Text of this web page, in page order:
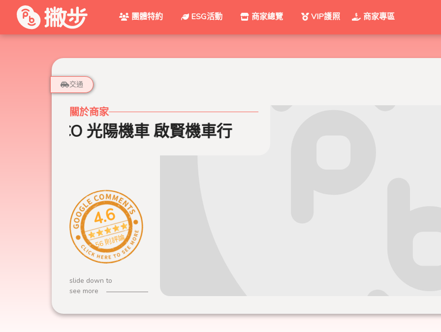
團體特約 ESG活動 商家總覽 VIP護照 商家專區
交通
關於商家
KYMCO 光陽機車 啟賢機車行
4.6
56 則評論
slide down to
see more